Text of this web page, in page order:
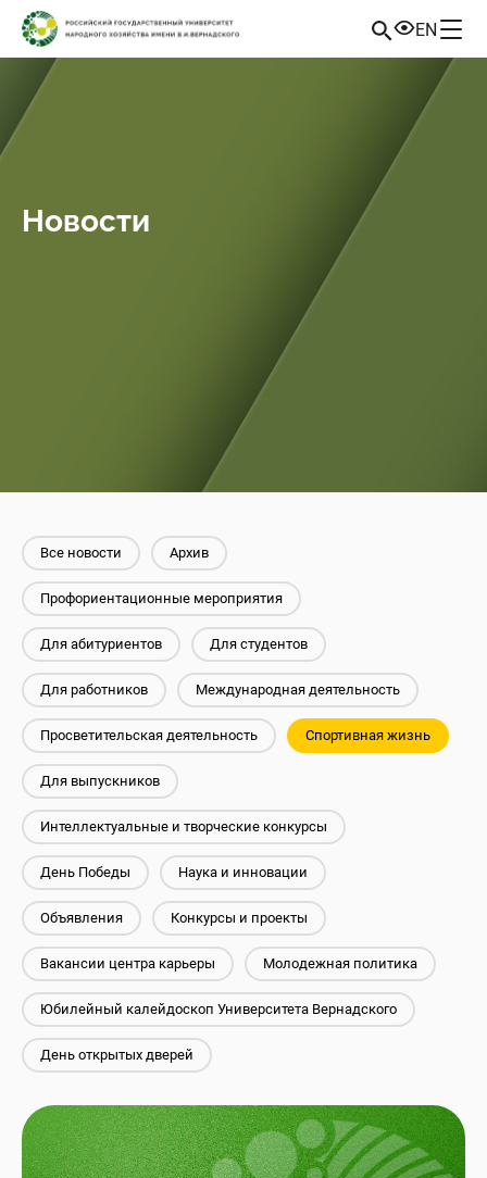
EN
Новости
Все новости Архив
Профориентационные мероприятия
Для абитуриентов Для студентов
Для работников Международная деятельность
Просветительская деятельность Спортивная жизнь
Для выпускников
Интеллектуальные и творческие конкурсы
День Победы Наука и инновации
Объявления Конкурсы и проекты
Вакансии центра карьеры Молодежная политика
Юбилейный калейдоскоп Университета Вернадского
День открытых дверей